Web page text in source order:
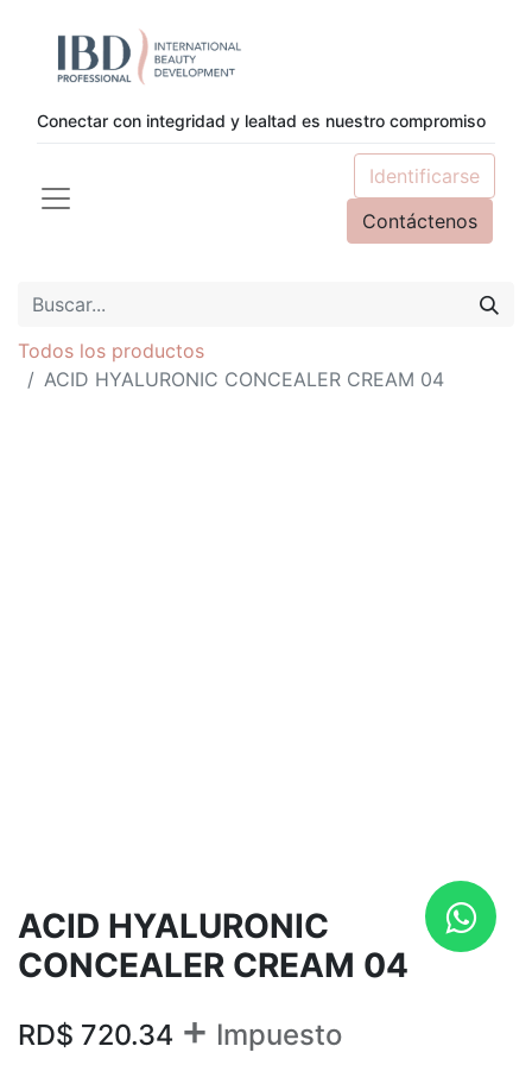
Conectar con integridad y lealtad es nuestro compromiso
Identificarse
Contáctenos
Todos los productos
ACID HYALURONIC CONCEALER CREAM 04
ACID HYALURONIC
CONCEALER CREAM 04
RD$ 720.34 + Impuesto